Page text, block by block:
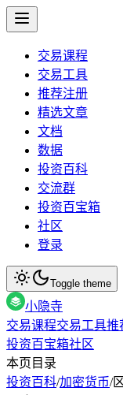
交易课程
交易工具
推荐注册
精选文章
文档
数据
投资百科
交流群
投资百宝箱
社区
登录
Toggle theme
小隐寺
交易课程交易工具推
投资百宝箱社区
本页目录
投资百科/加密货币/